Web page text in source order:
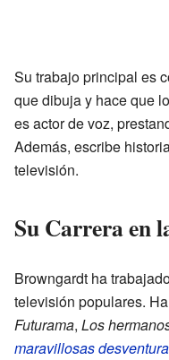
Su trabajo principal es
que dibuja y hace que
es actor de voz,
Además, escribe
televisión.
Su Carrera en
Browngardt ha
televisión populares.
Futurama, Los
maravillosas